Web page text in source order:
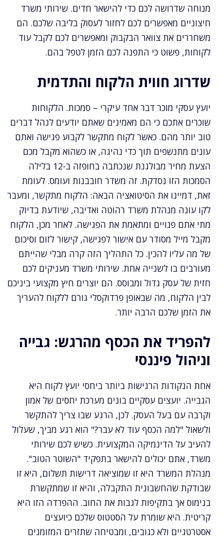
מנוחה שדרושה לכם כדי להישאר חדים. שירותי משרד
חיצוניים מאפשרים לכם לחזור לעסוק בליבה שלכם. הם
משחררים את צוואר הבקבוק ומאפשרים לכם לקבל עוד
לקוחות, פשוט כי התפנה לכם הזמן לטפל בהם.
שדרוג חווית הלקוח והתדמית
יועץ עסקי מוכר דבר אחד עיקרי – סמכות. הלקוחות
שוכרים אתכם כי הם מאמינים שאתם יודעים לנהל דברים
טוב יותר מהם. כאשר לקוח מתקשר לקבוע פגישה ואתם
עונים מתנשפים תוך כדי נהיגה, או כשהוא מקבל מכם
הצעת מחיר מבולגנת שנכתבה בחופזה ב-12 בלילה
הסמכות הזו נסדקת. זה משדר חובבנות ועומס. לעומת
זאת, דמיינו את הסיטואציה הבאה: הלקוח מתקשר, ומעבר
לקו עונה מנהלת משרד רהוטה ואדיבה, שיודעת בדיוק
מתי אתם פנויים ומתאמת את הפגישה. לאחר מכן, הלקוח
מקבל מייל מסודר עם אישור לפגישה, קישור לזום וסיכום
של מה עליו להכין. כל התהליך הזה קרה מבלי שהייתם
מעורבים בו לשנייה אחת. שירותי משרד מעניקים לכם
חזית של עסק גדול ומבוסס. הם יוצרים חיץ מקצועי ביניכם
לבין הלקוח, מה שבאופן פרדוקסלי גורם ללקוח להעריך
את הזמן שלכם הרבה יותר.
להפריד את הכסף מהרגש: גבייה
וניהול פיננסי
אחת הנקודות הרגישות ביותר ביחסי יועץ לקוח היא
הגבייה. יועצים עסקיים בונים מערכת יחסים של אמון
וקרבה עם בעל העסק. לכן, הרגע שבו צריך להתקשר
ולשאול "למה הכסף עוד לא עבר?" הוא רגע מביך, שעלול
להעיב על הדינמיקה המקצועית. כשיש לכם שירותי
משרד, אתם יכולים להישאר בתפקיד "השוטר הטוב".
מנהלת המשרד היא זו שמוציאה דרישות תשלום, היא זו
שבודקת שהחשבונית התקבלה, והיא זו שמתקשרת
בנימוס אך בתקיפות לגבות את החוב. ההפרדה הזו היא
קריטית. היא שומרת על הסטטוס שלכם כיועצים
אסטרטגיים ולא כגובים, ומבטיחה שתזרים המזומנים